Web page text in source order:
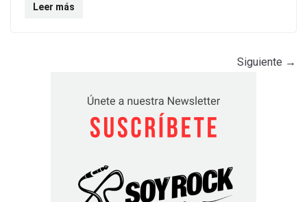
Leer más
Siguiente →